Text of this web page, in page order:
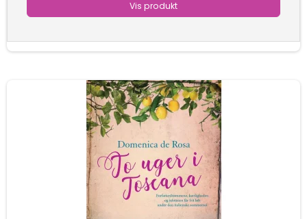
Vis produkt